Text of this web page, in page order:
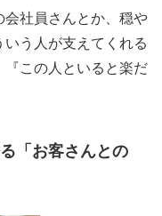
会社員さんとか、穏や
う人が支えてくれる
『この人といると楽だ
「お客さんとの